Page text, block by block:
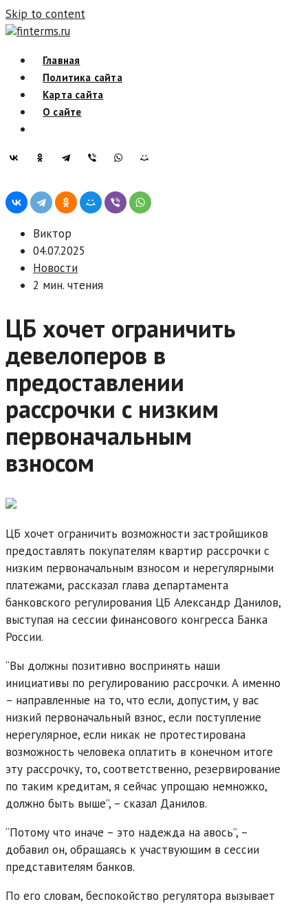
Skip to content
finterms.ru
Главная
Политика сайта
Карта сайта
О сайте
Виктор
04.07.2025
Новости
2 мин. чтения
ЦБ хочет ограничить
девелоперов в
предоставлении
рассрочки с низким
первоначальным
взносом
ЦБ хочет ограничить возможности застройщиков
предоставлять покупателям квартир рассрочки с
низким первоначальным взносом и нерегулярными
платежами, рассказал глава департамента
банковского регулирования ЦБ Александр Данилов,
выступая на сессии финансового конгресса Банка
России.
“Вы должны позитивно воспринять наши
инициативы по регулированию рассрочки. А именно
– направленные на то, что если, допустим, у вас
низкий первоначальный взнос, если поступление
нерегулярное, если никак не протестирована
возможность человека оплатить в конечном итоге
эту рассрочку, то, соответственно, резервирование
по таким кредитам, я сейчас упрощаю немножко,
должно быть выше”, – сказал Данилов.
“Потому что иначе – это надежда на авось”, –
добавил он, обращаясь к участвующим в сессии
представителям банков.
По его словам, беспокойство регулятора вызывает